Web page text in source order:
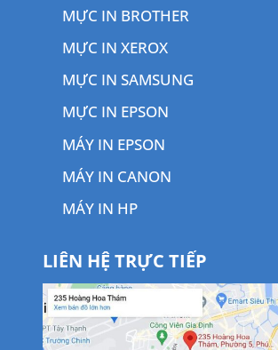
MỰC IN BROTHER
MỰC IN XEROX
MỰC IN SAMSUNG
MỰC IN EPSON
MÁY IN EPSON
MÁY IN CANON
MÁY IN HP
LIÊN HỆ TRỰC TIẾP